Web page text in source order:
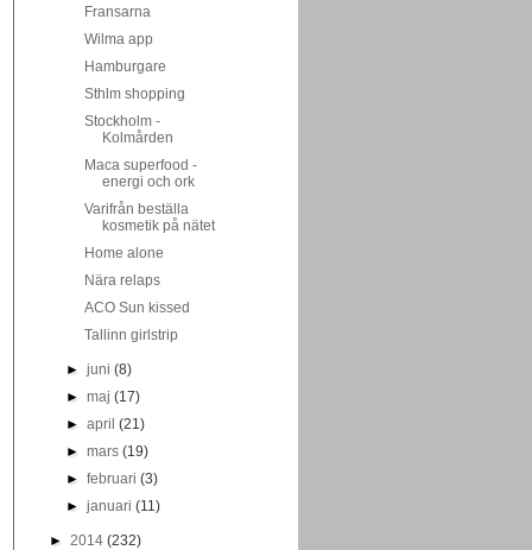
Fransarna
Wilma app
Hamburgare
Sthlm shopping
Stockholm -
Kolmården
Maca superfood -
energi och ork
Varifrån beställa
kosmetik på nätet
Home alone
Nära relaps
ACO Sun kissed
Tallinn girlstrip
►juni(8)
►maj(17)
►april(21)
►mars(19)
►februari(3)
►januari(11)
► 2014 (232)